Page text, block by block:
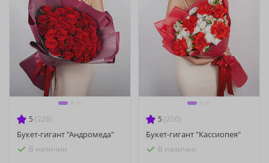
5 (226)
Букет-гигант "Андромеда"
В наличии
5 (250)
Букет-гигант "Кассиопея"
В наличии